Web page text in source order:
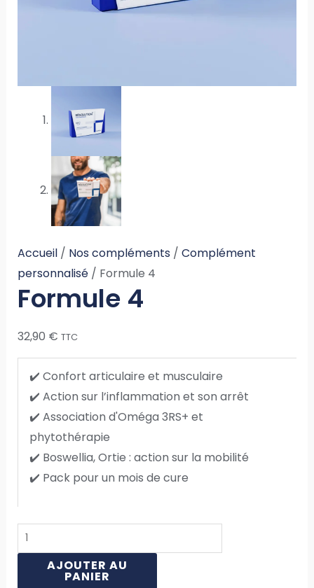
Accueil/ Nos compléments / Complément
personnalisé/ Formule 4
Formule 4
32,90 € TTC
✔️ Confort articulaire et musculaire
✔️ Action sur l’inflammation et son arrêt
✔️ Association d'Oméga 3RS+ et
phytothérapie
✔️ Boswellia, Ortie : action sur la mobilité
✔️ Pack pour un mois de cure
AJOUTER AU
PANIER